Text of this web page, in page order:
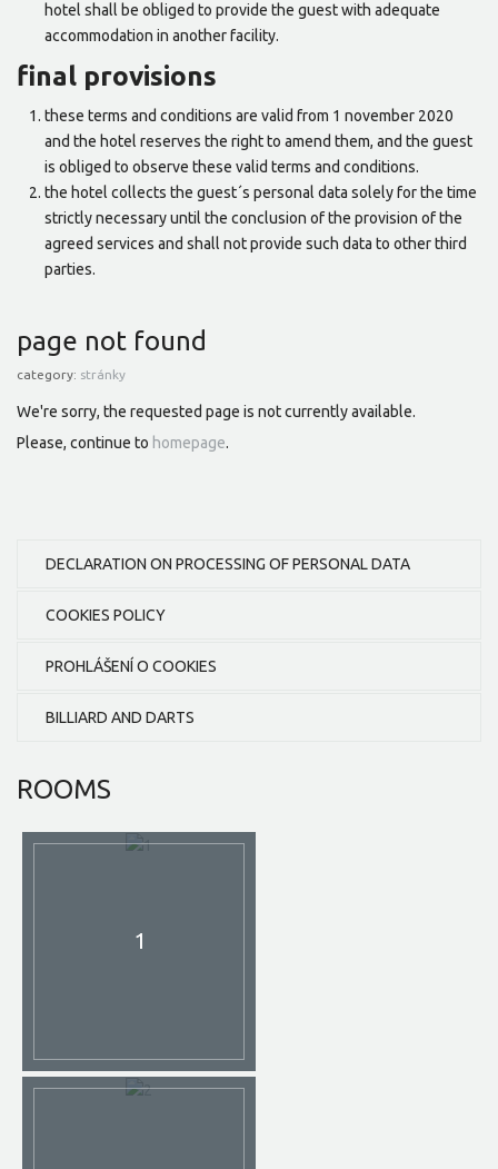
hotel shall be obliged to provide the guest with adequate
accommodation in another facility.
final provisions
these terms and conditions are valid from 1 november 2020
and the hotel reserves the right to amend them, and the guest
is obliged to observe these valid terms and conditions.
the hotel collects the guest´s personal data solely for the time
strictly necessary until the conclusion of the provision of the
agreed services and shall not provide such data to other third
parties.
page not found
category: stránky
We're sorry, the requested page is not currently available.
Please, continue to homepage.
DECLARATION ON PROCESSING OF PERSONAL DATA
COOKIES POLICY
PROHLÁŠENÍ O COOKIES
BILLIARD AND DARTS
ROOMS
1